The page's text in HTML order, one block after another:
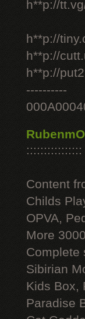
h**p://
h**p://
h**p://
h**p://
----------
Content
Childs
OPVA,
More
Complete
Sibirian
Kids Box,
Paradise